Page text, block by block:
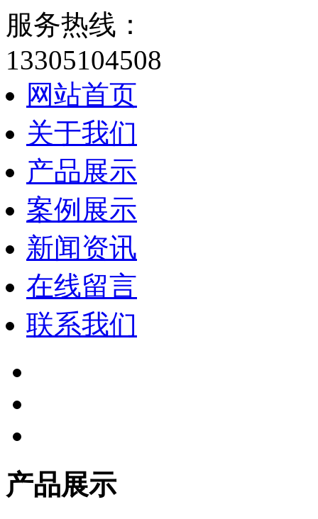
服务热线：
13305104508
网站首页
关于我们
产品展示
案例展示
新闻资讯
在线留言
联系我们
产品展示